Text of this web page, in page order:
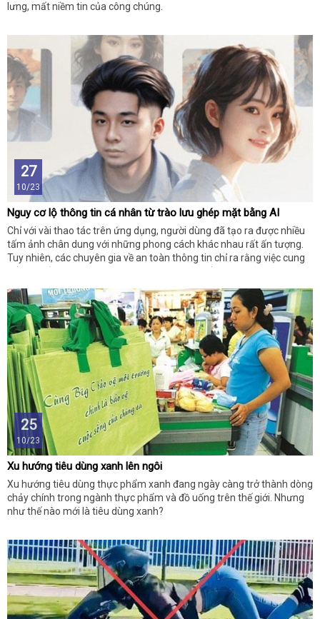
lưng, mất niềm tin của công chúng.
27
10/23
Nguy cơ lộ thông tin cá nhân từ trào lưu ghép mặt bằng AI
Chỉ với vài thao tác trên ứng dụng, người dùng đã tạo ra được nhiều
tấm ảnh chân dung với những phong cách khác nhau rất ấn tượng.
Tuy nhiên, các chuyên gia về an toàn thông tin chỉ ra rằng việc cung
nhiều rủi ro.
25
10/23
Xu hướng tiêu dùng xanh lên ngôi
Xu hướng tiêu dùng thực phẩm xanh đang ngày càng trở thành dòng
chảy chính trong ngành thực phẩm và đồ uống trên thế giới. Nhưng
như thế nào mới là tiêu dùng xanh?